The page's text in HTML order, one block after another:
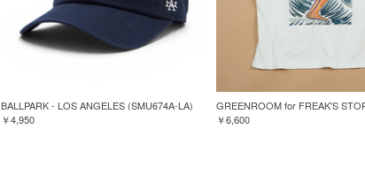
BALLPARK - LOS ANGELES (SMU674A-LA)
￥4,950
￥6,600